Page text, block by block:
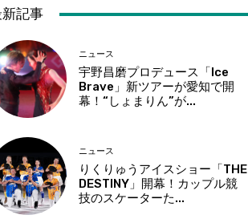
記事
ニュース
宇野昌磨プロデュース「Ice
Brave」新ツアーが愛知で開
幕！“しょまりん”が...
ニュース
りくりゅうアイスショー「THE
DESTINY」開幕！カップル競
技のスケーターた...